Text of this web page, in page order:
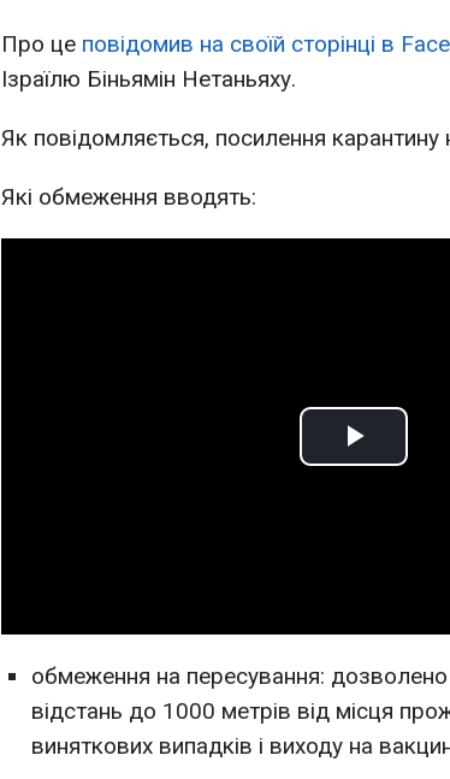
Про це повідомив на своїй сторінці в
Ізраїлю Біньямін Нетаньяху.
Як повідомляється, посилення карантину
Які обмеження вводять:
Play
обмеження на пересування: дозволено
відстань до 1000 метрів від місця
виняткових випадків і виходу на